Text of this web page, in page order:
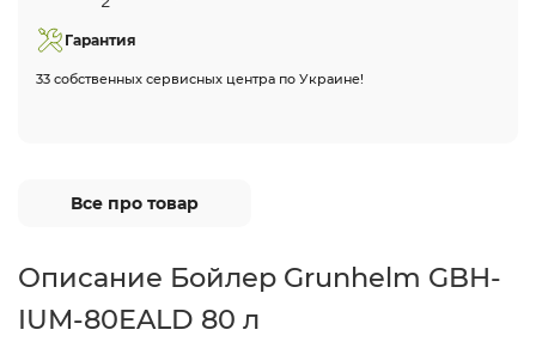
Гарантия
33 собственных сервисных центра по Украине!
Все про товар
Описание Бойлер Grunhelm GBH-
IUM-80EALD 80 л